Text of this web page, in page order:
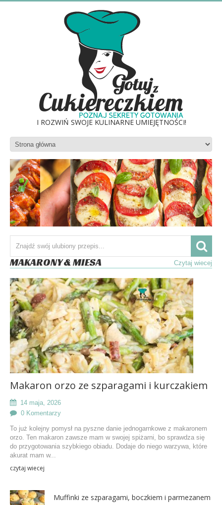
I ROZWIŃ SWOJE KULINARNE UMIEJĘTNOŚCI!
MAKARONY & MIESA Czytaj wiecej
Makaron orzo ze szparagami i kurczakiem
14 maja, 2026
0 Komentarzy
To już kolejny pomysł na pyszne danie jednogarnkowe z makaronem
orzo. Ten makaron zawsze mam w swojej spiżarni, bo sprawdza się
do przygotowania szybkiego obiadu. Dodaje do niego warzywa, które
akurat mam w...
czytaj wiecej
Muffinki ze szparagami, boczkiem i parmezanem